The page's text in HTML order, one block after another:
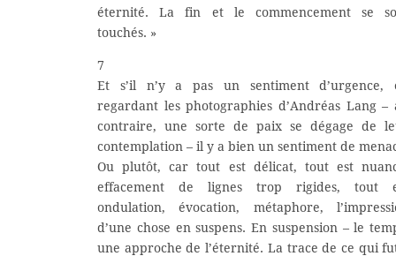
éternité. La fin et le commencement se
touchés. »
7
Et s’il n’y a pas un sentiment d’urgence,
regardant les photographies d’Andréas Lang –
contraire, une sorte de paix se dégage de
contemplation – il y a bien un sentiment de
Ou plutôt, car tout est délicat, tout est
effacement de lignes trop rigides, tout
ondulation, évocation, métaphore,
d’une chose en suspens. En suspension – le
une approche de l’éternité. La trace de ce qui